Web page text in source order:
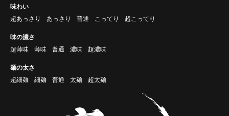
味わい
超あっさり
あっさり 普通 こってり 超こってり
味の濃さ
超薄味
薄味 普通 濃味 超濃味
麺の太さ
超細麺
細麺 普通 太麺 超太麺